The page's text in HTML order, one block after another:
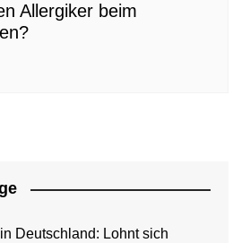
Allergiker beim
Deutschland: Lohnt sich